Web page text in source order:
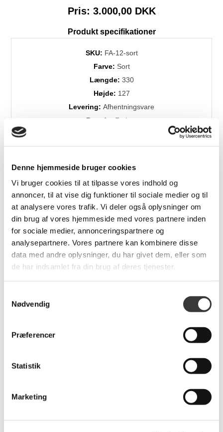
Denne hjemmeside bruger cookies
Vi bruger cookies til at tilpasse vores indhold og
annoncer, til at vise dig funktioner til sociale medier og til
at analysere vores trafik. Vi deler også oplysninger om
din brug af vores hjemmeside med vores partnere inden
for sociale medier, annonceringspartnere og
analysepartnere. Vores partnere kan kombinere disse
data med andre oplysninger, du har givet dem, eller som
de har indsamlet fra din brug af deres tjenester.
Nødvendig
Præferencer
Statistik
Marketing
Pris: 3.000,00 DKK
Produkt specifikationer
SKU: FA-12-sort
Farve: Sort
Længde: 330
Højde: 127
Levering: Afhentningsvare
Brands: Fatboy
Relaterede produkter
Flere
Deluxe Hammock witth
4.169,00 DKK
Fatboy hængekøje